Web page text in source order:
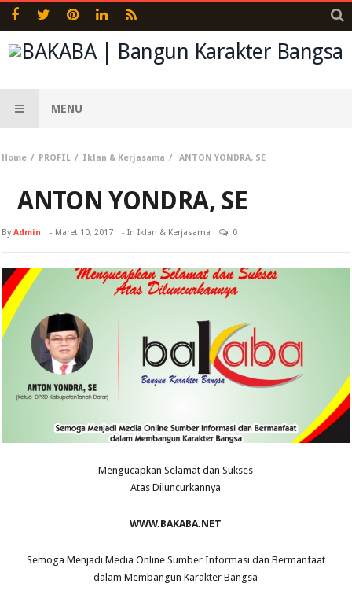
MENU
Home PROFIL Iklan & Kerjasama ANTON YONDRA, SE
ANTON YONDRA, SE
ByAdmin - Maret 10, 2017 - InIklan & Kerjasama 0
Mengucapkan Selamat dan Sukses
Atas Diluncurkannya
WWW.BAKABA.NET
Semoga Menjadi Media Online Sumber Informasi dan Bermanfaat
dalam Membangun Karakter Bangsa